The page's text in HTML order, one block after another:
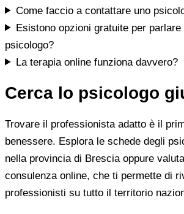
Come faccio a contattare uno
Esistono opzioni gratuite per parlare
psicologo?
La terapia online funziona davvero?
Cerca lo psicologo
Trovare il professionista adatto è il
benessere. Esplora le schede degli
nella provincia di Brescia oppure
consulenza online, che ti permette di
professionisti su tutto il territorio